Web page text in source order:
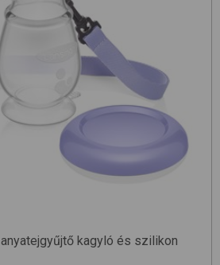
anyatejgyűjtő kagyló és szilikon